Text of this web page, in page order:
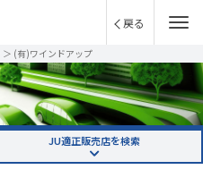
戻る
＞ (有)ワインドアップ
JU適正販売店を検索